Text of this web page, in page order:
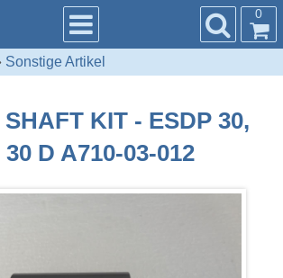
0
Sonstige Artikel
KIT - ESDP 30,
30 D A710-03-012